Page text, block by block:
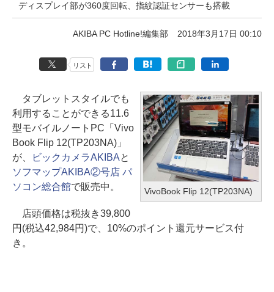
ディスプレイ部が360度回転、指紋認証センサーも搭載
AKIBA PC Hotline!編集部 2018年3月17日 00:10
リスト
VivoBook Flip 12(TP203NA)
タブレットスタイルでも
利用することができる11.6
型モバイルノートPC「Vivo
Book Flip 12(TP203NA)」
が、
ビックカメラAKIBAと
ソフマップAKIBA②号店 パ
ソコン総合館で販売中。
店頭価格は税抜き39,800
円(税込42,984円)で、10%のポイント還元サービス付
き。